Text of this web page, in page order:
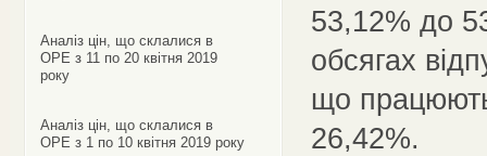
Аналіз цін, що склалися в
ОРЕ з 11 по 20 квітня 2019
року
Аналіз цін, що склалися в
ОРЕ з 1 по 10 квітня 2019 року
53,12% до
обсягах
що
26,42%.